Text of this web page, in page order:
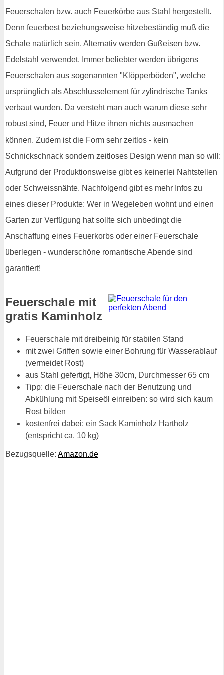
Feuerschalen bzw. auch Feuerkörbe aus Stahl hergestellt.
Denn feuerbest beziehungsweise hitzebeständig muß die
Schale natürlich sein. Alternativ werden Gußeisen bzw.
Edelstahl verwendet. Immer beliebter werden übrigens
Feuerschalen aus sogenannten "Klöpperböden", welche
ursprünglich als Abschlusselement für zylindrische Tanks
verbaut wurden. Da versteht man auch warum diese sehr
robust sind, Feuer und Hitze ihnen nichts ausmachen
können. Zudem ist die Form sehr zeitlos - kein
Schnickschnack sondern zeitloses Design wenn man so will:
Aufgrund der Produktionsweise gibt es keinerlei Nahtstellen
oder Schweissnähte. Nachfolgend gibt es mehr Infos zu
eines dieser Produkte: Wer in Wegeleben wohnt und einen
Garten zur Verfügung hat sollte sich unbedingt die
Anschaffung eines Feuerkorbs oder einer Feuerschale
überlegen - wunderschöne romantische Abende sind
garantiert!
Feuerschale mit
gratis Kaminholz
Feuerschale mit dreibeinig für stabilen Stand
mit zwei Griffen sowie einer Bohrung für Wasserablauf
(vermeidet Rost)
aus Stahl gefertigt, Höhe 30cm, Durchmesser 65 cm
Tipp: die Feuerschale nach der Benutzung und
Abkühlung mit Speiseöl einreiben: so wird sich kaum
Rost bilden
kostenfrei dabei: ein Sack Kaminholz Hartholz
(entspricht ca. 10 kg)
Bezugsquelle: Amazon.de